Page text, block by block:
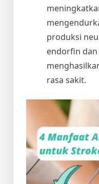
produksi
endorfin
rasa sakit.